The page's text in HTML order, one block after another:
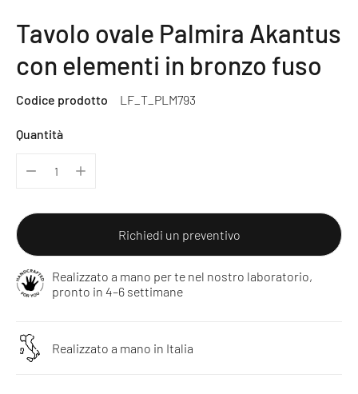
Tavolo ovale Palmira Akantus
con elementi in bronzo fuso
Codice prodotto LF_T_PLM793
Quantità
Richiedi un preventivo
Realizzato a mano per te nel nostro laboratorio,
pronto in 4–6 settimane
Realizzato a mano in Italia